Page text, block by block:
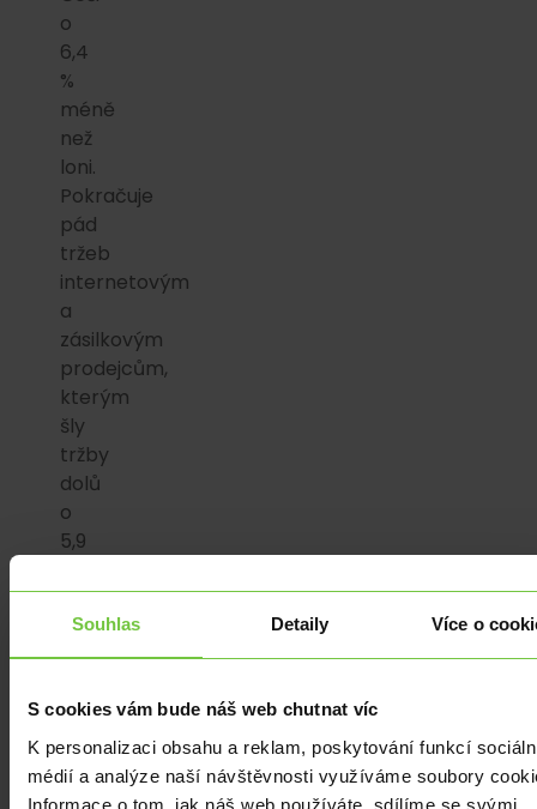
Souhlas Detaily Více o
S cookies vám bude náš web chutnat víc
K personalizaci obsahu a reklam, poskytování funkcí
médií a analýze naší návštěvnosti využíváme soubory
Informace o tom, jak náš web používáte, sdílíme se svými
o
6,4
%
méně
než
loni.
Pokračuje
pád
tržeb
internetovým
a
zásilkovým
prodejcům,
kterým
šly
tržby
dolů
o
5,9
když
domácí
nezaměstnanost
stále
velmi